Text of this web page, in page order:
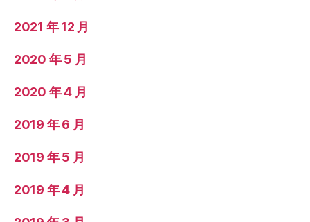
2021 年 12 月
2020 年 5 月
2020 年 4 月
2019 年 6 月
2019 年 5 月
2019 年 4 月